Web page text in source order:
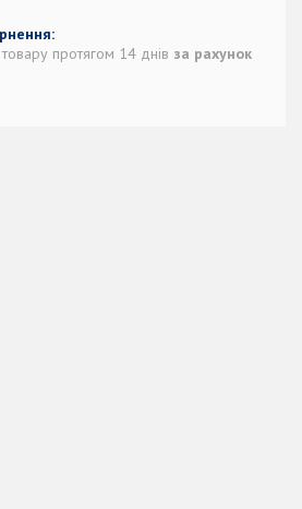
протягом 14 днів за рахунок